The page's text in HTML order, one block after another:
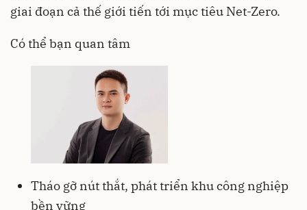
giai đoạn cả thế giới tiến tới mục tiêu Net-Zero.
Có thể bạn quan tâm
Tháo gỡ nút thắt, phát triển khu công nghiệp
bền vững